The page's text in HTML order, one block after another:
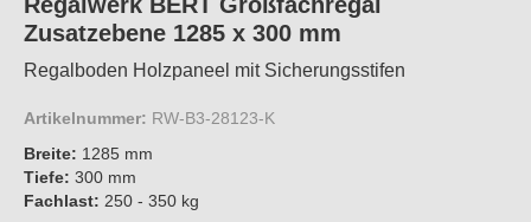
Zusatzebene 1285 x 300 mm
Regalboden Holzpaneel mit Sicherungsstifen
Artikelnummer: RW-B3-28123-K
Breite: 1285 mm
Tiefe: 300 mm
Fachlast: 250 - 350 kg